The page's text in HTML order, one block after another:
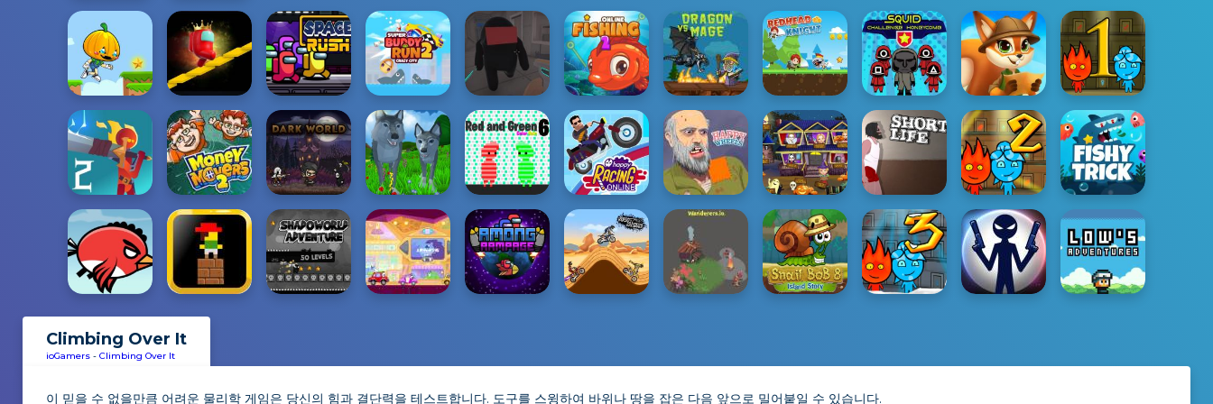
Climbing Over It
ioGamers - Climbing Over It
이 믿을 수 없을만큼 어려운 물리학 게임은 당신의 힘과 결단력을 테스트합니다. 도구를 스윙하여 바위나 땅을 잡은 다음 앞으로 밀어붙일 수 있습니다.